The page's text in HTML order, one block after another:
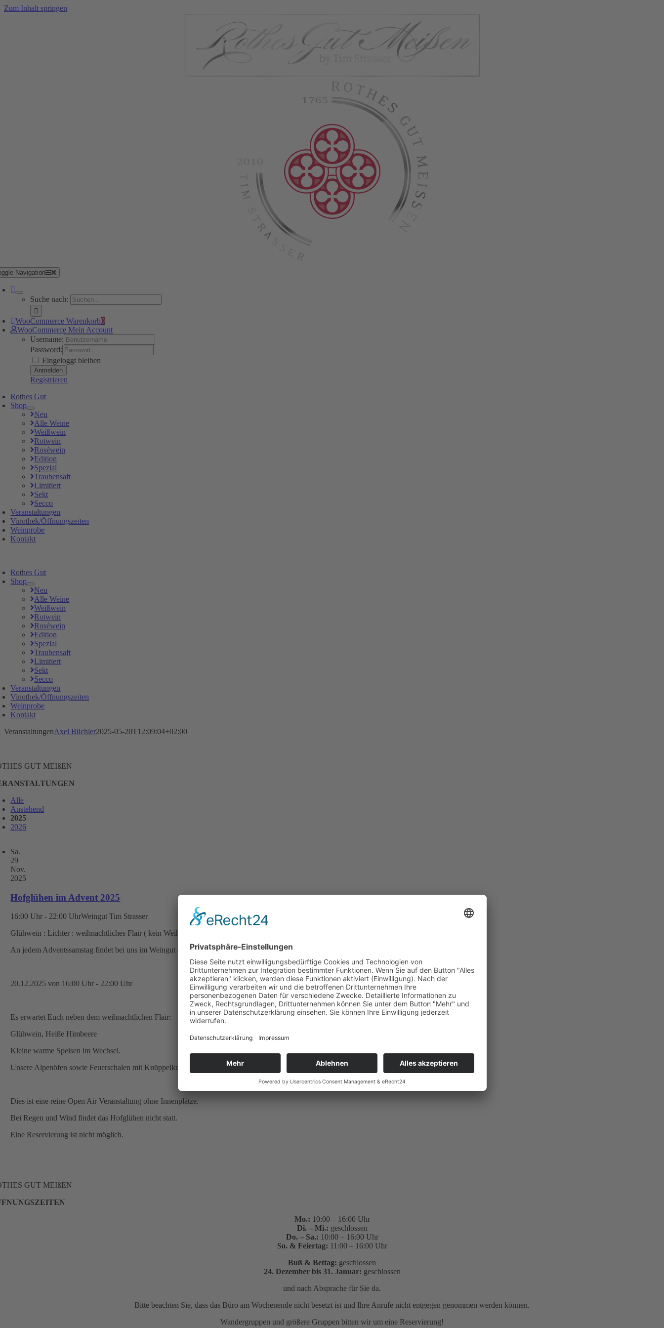
Zum Inhalt springen
Navigation
Suche nach:
WooCommerce Warenkorb0
WooCommerce Mein Account
Username:
Password:
Eingeloggt bleiben
Registrieren
Rothes Gut
Shop
Neu
Alle Weine
Weißwein
Rotwein
Roséwein
Edition
Spezial
Traubensaft
Limitiert
Sekt
Secco
Veranstaltungen
Vinothek/Öffnungszeiten
Weinprobe
Kontakt
Rothes Gut
Shop
Neu
Alle Weine
Weißwein
Rotwein
Roséwein
Edition
Spezial
Traubensaft
Limitiert
Sekt
Secco
Veranstaltungen
Vinothek/Öffnungszeiten
Weinprobe
Kontakt
VeranstaltungenAxel Büchler2025-05-20T12:09:04+02:00
GUT MEIßEN
Alle
Anstehend
2025
2026
Sa.
29
Nov.
2025
Hofglühen im Advent 2025
16:00 Uhr - 22:00 UhrWeingut Tim Strasser
Glühwein : Lichter : weihnachtliches Flair ( kein Weihnachtsmarkt )
An jedem Adventssamstag findet bei uns im Weingut das Hofglühen statt.
20.12.2025 von 16:00 Uhr - 22:00 Uhr
Es erwartet Euch neben dem weihnachtlichen Flair:
Glühwein, Heiße Himbeere
Kleine warme Speisen im Wechsel.
Unsere Alpenöfen sowie Feuerschalen mit Knüppelkuchen für die Kinder
Dies ist eine reine Open Air Veranstaltung ohne Innenplätze.
Bei Regen und Wind findet das Hofglühen nicht statt.
Eine Reservierung ist nicht möglich.
GUT MEIßEN
Mo.: 10:00 – 16:00 Uhr
Di. – Mi.: geschlossen
Do. – Sa.: 10:00 – 16:00 Uhr
So. & Feiertag: 11:00 – 16:00 Uhr
Buß & Bettag: geschlossen
24. Dezember bis 31. Januar: geschlossen
und nach Absprache für Sie da.
Bitte beachten Sie, dass das Büro am Wochenende nicht besetzt ist und Ihre Anrufe nicht entgegen genommen werden können.
Wandergruppen und größere Gruppen bitten wir um eine Reservierung!